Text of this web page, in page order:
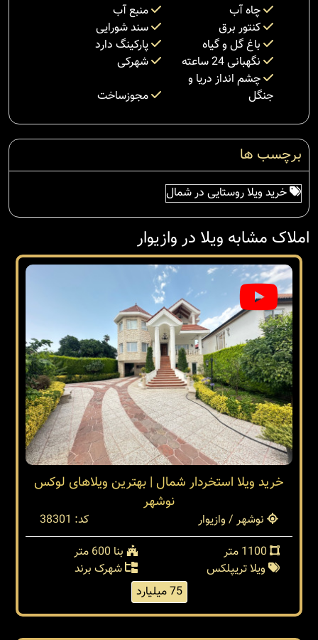
چاه آب
منبع آب
کنتور برق
سند شورایی
باغ گل و گیاه
پارکینگ دارد
نگهبانی 24 ساعته
شهرکی
چشم انداز دریا و
جنگل
مجوزساخت
برچسب ها
خرید ویلا روستایی در شمال
املاک مشابه ویلا در وازیوار
خرید ویلا استخردار شمال | بهترین ویلاهای لوکس
نوشهر
نوشهر / وازیوار
کد: 38301
بنا 600 متر
ویلا تریپلکس
شهرک برند
75 میلیارد